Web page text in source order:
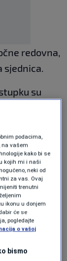
redovna,
sjednica.
su
su u
da
kao
u
sa
reda su i
podacima,
na vašem
kako bi se
kojih mi i naši
neki od
za vas. Ovaj
trenutni
ikonu u donjem
će se
pogledajte
o vašoj
bismo